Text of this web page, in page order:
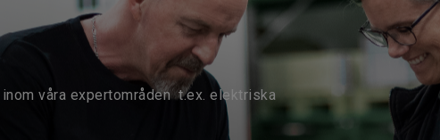
våra expertområden t.ex. elektriska